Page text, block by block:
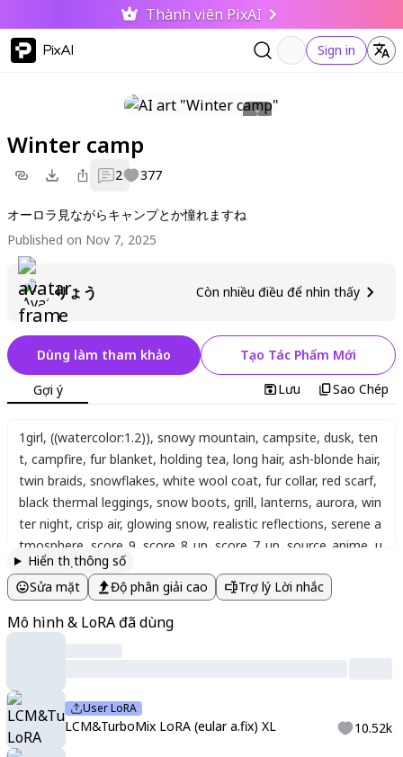
Thành viên PixAI
PixAI Sign in
Winter camp
2 377
オーロラ見ながらキャンプとか憧れますね
Published on Nov 7, 2025
りょう Còn nhiều điều để nhìn thấy
Dùng làm tham khảo Tạo Tác Phẩm Mới
Gợi ý Lưu Sao Chép
1girl, ((watercolor:1.2)), snowy mountain, campsite, dusk, ten
t, campfire, fur blanket, holding tea, long hair, ash-blonde hair,
twin braids, snowflakes, white wool coat, fur collar, red scarf,
black thermal leggings, snow boots, grill, lanterns, aurora, win
ter night, crisp air, glowing snow, realistic reflections, serene a
tmosphere score_9 score_8_up score_7_up source_anime u
ltra detailed background:1.5
Hiển thị thông số
Sửa mặt
Độ phân giải cao Trợ lý Lời nhắc
Mô hình & LoRA đã dùng
User LoRA
LCM&TurboMix LoRA (eular a.fix) XL 10.52k